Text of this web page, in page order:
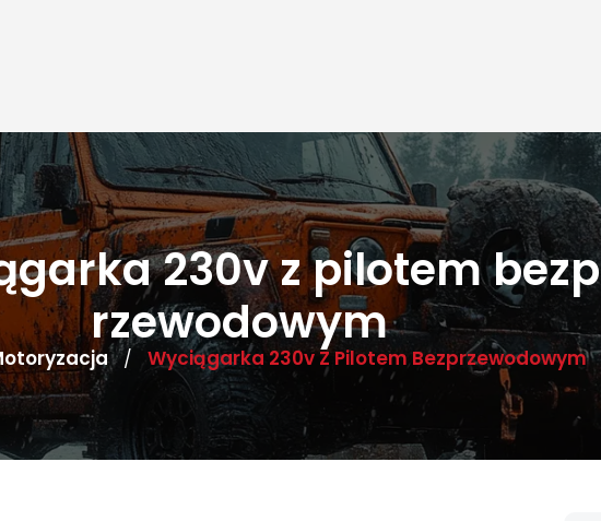
230v z pilotem bezp
rzewodowym
/ Wyciągarka 230v Z Pilotem Bezprzewodowym